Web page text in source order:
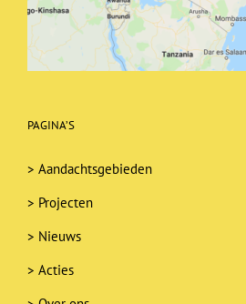
PAGINA’S
> Aandachtsgebieden
> Projecten
> Nieuws
> Acties